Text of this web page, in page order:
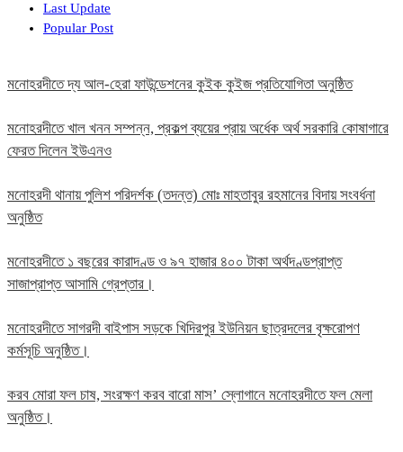
Last Update
Popular Post
মনোহরদীতে দ্য আল-হেরা ফাউন্ডেশনের কুইক কুইজ প্রতিযোগিতা অনুষ্ঠিত
মনোহরদীতে খাল খনন সম্পন্ন, প্রকল্প ব্যয়ের প্রায় অর্ধেক অর্থ সরকারি কোষাগারে
ফেরত দিলেন ইউএনও
মনোহরদী থানায় পুলিশ পরিদর্শক (তদন্ত) মোঃ মাহতাবুর রহমানের বিদায় সংবর্ধনা
অনুষ্ঠিত
মনোহরদীতে ১ বছরের কারাদণ্ড ও ৯৭ হাজার ৪০০ টাকা অর্থদণ্ডপ্রাপ্ত
সাজাপ্রাপ্ত আসামি গ্রেপ্তার।
মনোহরদীতে সাগরদী বাইপাস সড়কে খিদিরপুর ইউনিয়ন ছাত্রদলের বৃক্ষরোপণ
কর্মসূচি অনুষ্ঠিত।
করব মোরা ফল চাষ, সংরক্ষণ করব বারো মাস’ স্লোগানে মনোহরদীতে ফল মেলা
অনুষ্ঠিত।